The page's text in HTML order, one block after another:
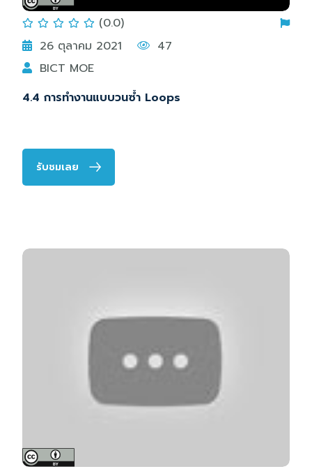
(0.0)
26 ตุลาคม 2021
47
BICT MOE
4.4 การทำงานแบบวนซ้ำ Loops
รับชมเลย